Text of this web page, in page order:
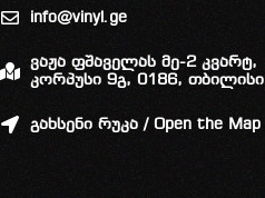
info@vinyl.ge
ვაჟა ფშაველას მე-2 კვარტ,
კორპუსი 9გ, 0186, თბილისი
გახსენი რუკა / Open the Map